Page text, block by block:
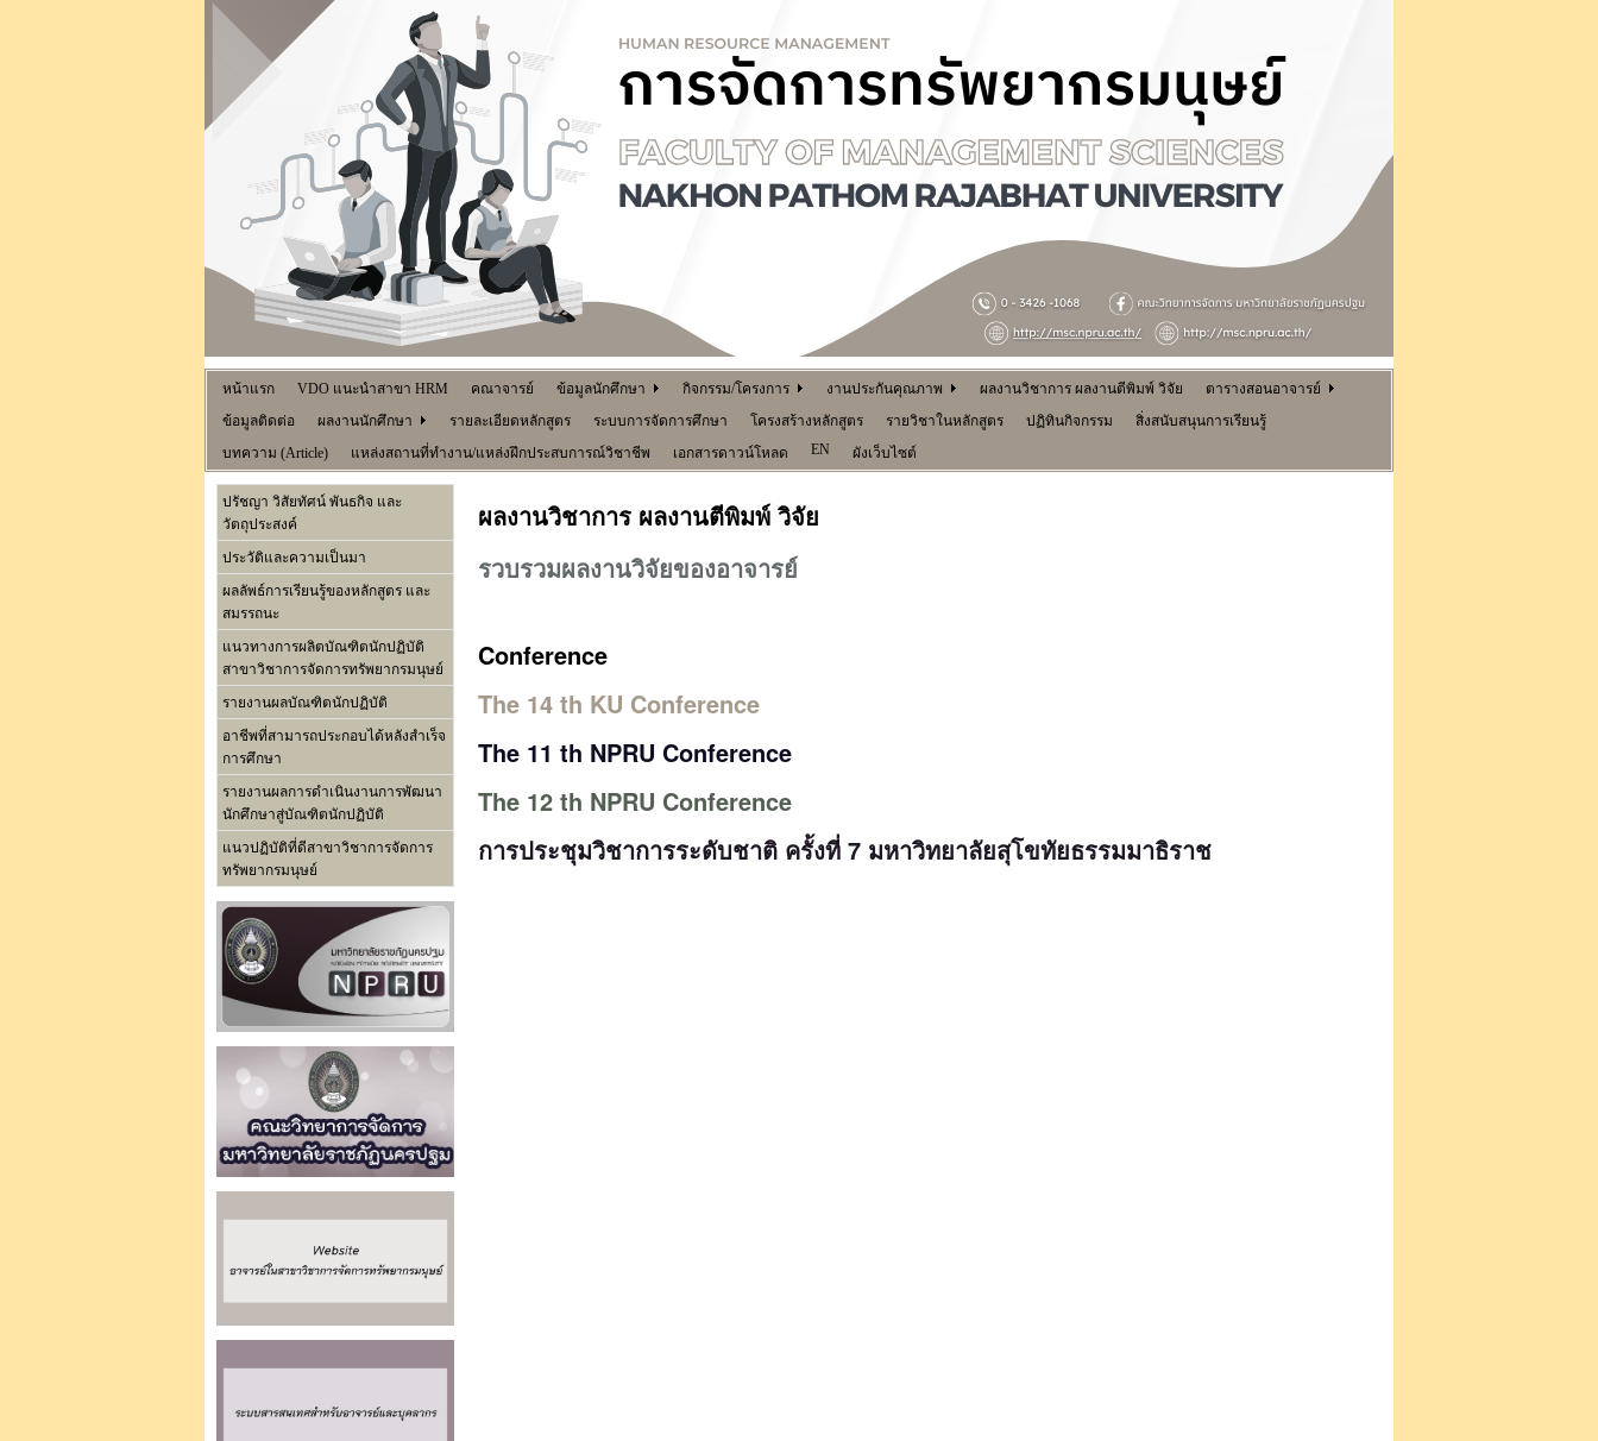
หน้าแรก VDO แนะนำสาขา HRM คณาจารย์ ข้อมูลนักศึกษา กิจกรรม/โครงการ งานประกันคุณภาพ ผลงานวิชาการ ผลงานตีพิมพ์ วิจัย
ตารางสอนอาจารย์
ข้อมูลติดต่อ
ผลงานนักศึกษา รายละเอียดหลักสูตร ระบบการจัดการศึกษา โครงสร้างหลักสูตร รายวิชาในหลักสูตร ปฏิทินกิจกรรม
สิ่งสนับสนุนการเรียนรู้
บทความ (Article)
แหล่งสถานที่ทำงาน/แหล่งฝึกประสบการณ์วิชาชีพ เอกสารดาวน์โหลด EN ผังเว็บไซต์
ปรัชญา วิสัยทัศน์ พันธกิจ และ
วัตถุประสงค์
ประวัติและความเป็นมา
ผลลัพธ์การเรียนรู้ของหลักสูตร และ
สมรรถนะ
แนวทางการผลิตบัณฑิตนักปฏิบัติ
สาขาวิชาการจัดการทรัพยากรมนุษย์
รายงานผลบัณฑิตนักปฏิบัติ
อาชีพที่สามารถประกอบได้หลังสำเร็จ
การศึกษา
รายงานผลการดำเนินงานการพัฒนา
นักศึกษาสู่บัณฑิตนักปฏิบัติ
แนวปฏิบัติที่ดีสาขาวิชาการจัดการ
ทรัพยากรมนุษย์
ผลงานวิชาการ ผลงานตีพิมพ์ วิจัย
รวบรวมผลงานวิจัยของอาจารย์
Conference
The 14 th KU Conference
The 11 th NPRU Conference
The 12 th NPRU Conference
การประชุมวิชาการระดับชาติ ครั้งที่ 7 มหาวิทยาลัยสุโขทัยธรรมมาธิราช